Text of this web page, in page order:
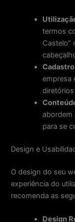
termos
Castelo”
empresa
abordem
para se
Design e
O design do seu
experiência do
recomenda as
Design